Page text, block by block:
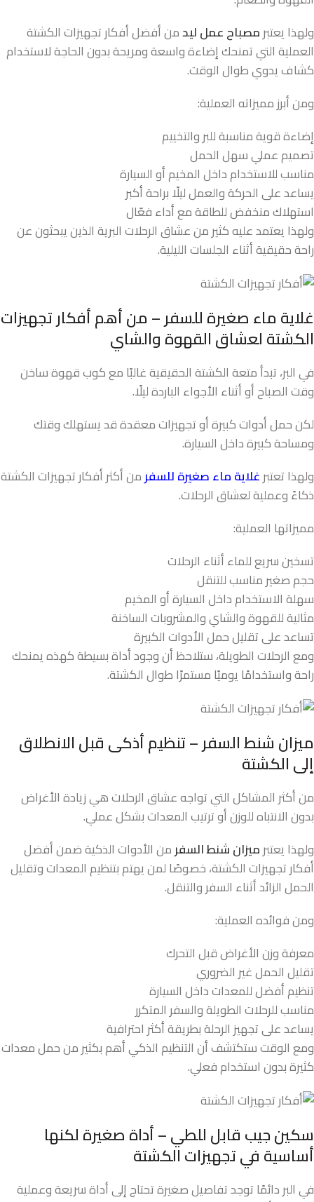
ولهذا يعتبرمصباح عمل ليدمن أفضل أفكار تجهيزات الكشتة
العملية التي تمنحك إضاءة واسعة ومريحة بدون الحاجة لاستخدام
كشاف يدوي طوال الوقت.
ومن أبرز مميزاته العملية:
إضاءة قوية مناسبة للبر والتخييم
تصميم عملي سهل الحمل
مناسب للاستخدام داخل المخيم أو السيارة
يساعد على الحركة والعمل ليلًا براحة أكبر
استهلاك منخفض للطاقة مع أداء فعّال
ولهذا يعتمد عليه كثير من عشاق الرحلات البرية الذين يبحثون عن
راحة حقيقية أثناء الجلسات الليلية.
غلاية ماء صغيرة للسفر – من أهم أفكار تجهيزات
الكشتة لعشاق القهوة والشاي
في البر، تبدأ متعة الكشتة الحقيقية غالبًا مع كوب قهوة ساخن
وقت الصباح أو أثناء الأجواء الباردة ليلًا.
لكن حمل أدوات كبيرة أو تجهيزات معقدة قد يستهلك وقتك
ومساحة كبيرة داخل السيارة.
ولهذا تعتبرغلاية ماء صغيرة للسفرمن أكثر أفكار تجهيزات الكشتة
ذكاءً وعملية لعشاق الرحلات.
مميزاتها العملية:
تسخين سريع للماء أثناء الرحلات
حجم صغير مناسب للتنقل
سهلة الاستخدام داخل السيارة أو المخيم
مثالية للقهوة والشاي والمشروبات الساخنة
تساعد على تقليل حمل الأدوات الكبيرة
ومع الرحلات الطويلة، ستلاحظ أن وجود أداة بسيطة كهذه يمنحك
راحة واستخدامًا يوميًا مستمرًا طوال الكشتة.
ميزان شنط السفر – تنظيم أذكى قبل الانطلاق
إلى الكشتة
من أكثر المشاكل التي تواجه عشاق الرحلات هي زيادة الأغراض
بدون الانتباه للوزن أو ترتيب المعدات بشكل عملي.
ولهذا يعتبرميزان شنط السفرمن الأدوات الذكية ضمن أفضل
أفكار تجهيزات الكشتة، خصوصًا لمن يهتم بتنظيم المعدات وتقليل
الحمل الزائد أثناء السفر والتنقل.
ومن فوائده العملية:
معرفة وزن الأغراض قبل التحرك
تقليل الحمل غير الضروري
تنظيم أفضل للمعدات داخل السيارة
مناسب للرحلات الطويلة والسفر المتكرر
يساعد على تجهيز الرحلة بطريقة أكثر احترافية
ومع الوقت ستكتشف أن التنظيم الذكي أهم بكثير من حمل معدات
كثيرة بدون استخدام فعلي.
سكين جيب قابل للطي – أداة صغيرة لكنها
أساسية في تجهيزات الكشتة
في البر دائمًا توجد تفاصيل صغيرة تحتاج إلى أداة سريعة وعملية